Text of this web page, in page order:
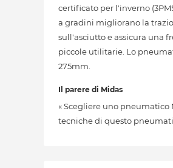
certificato per l'inverno
a gradini migliorano la
sull'asciutto e assicura una
piccole utilitarie. Lo
275mm.
Il parere di Midas
« Scegliere uno
tecniche di questo